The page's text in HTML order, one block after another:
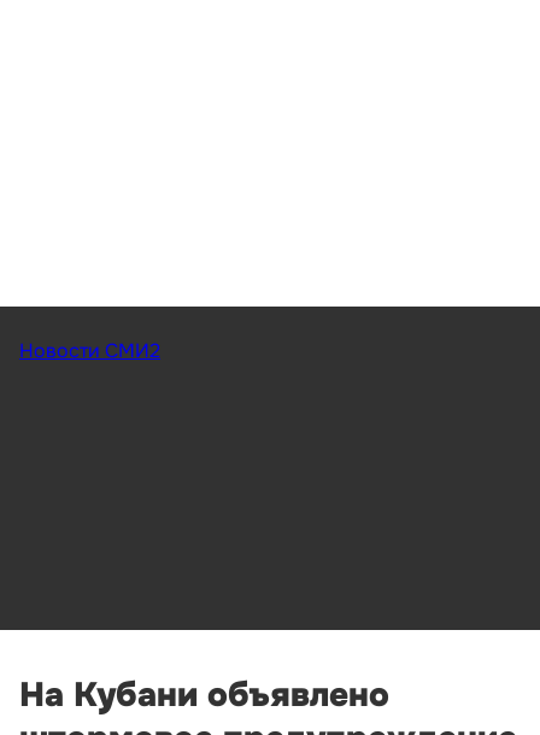
Новости СМИ2
На Кубани объявлено